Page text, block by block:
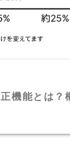
機能とは？